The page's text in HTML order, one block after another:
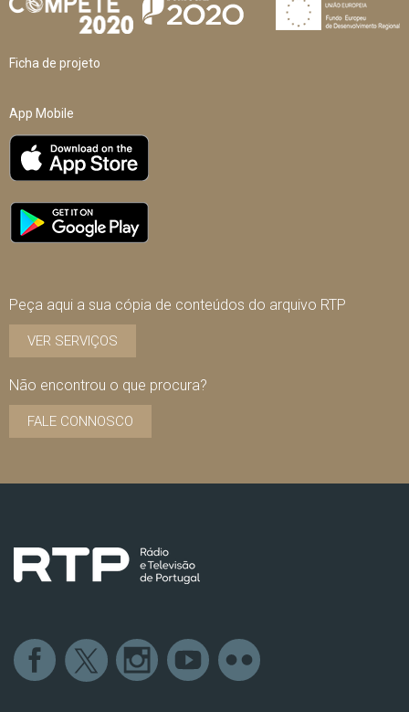
Ficha de projeto
App Mobile
Peça aqui a sua cópia de conteúdos do arquivo RTP
VER SERVIÇOS
Não encontrou o que procura?
FALE CONNOSCO